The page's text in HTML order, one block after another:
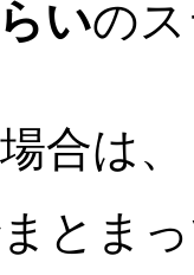
いの
合は
とま